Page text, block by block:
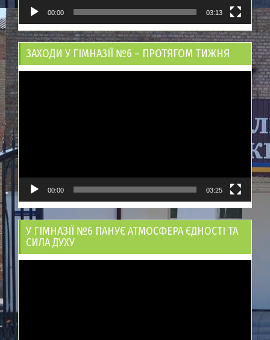
00:00 03:13
ЗАХОДИ У ГІМНАЗІЇ №6 – ПРОТЯГОМ ТИЖНЯ
00:00 03:25
У ГІМНАЗІЇ №6 ПАНУЄ АТМОСФЕРА ЄДНОСТІ ТА
СИЛА ДУХУ